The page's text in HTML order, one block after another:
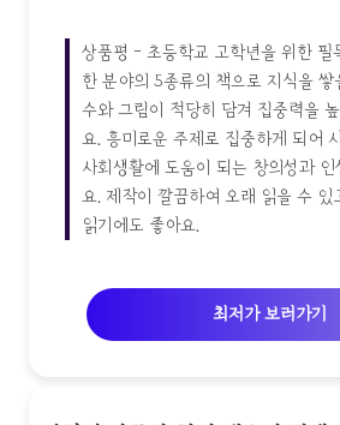
상품평 - 초등학교 고학년을 위한 필
한 분야의 5종류의 책으로 지식을 쌓
수와 그림이 적당히 담겨 집중력을
요. 흥미로운 주제로 집중하게 되어
사회생활에 도움이 되는 창의성과
요. 제작이 깔끔하여 오래 읽을 수 있
읽기에도 좋아요.
최저가 보러가기